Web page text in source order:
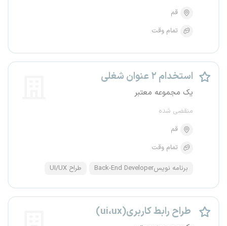
قم
تمام وقت
استخدام ۲ عنوان شغلی
یک مجموعه معتبر
منقضی شده
قم
تمام وقت
برنامه نویسBack-End Developer طراح UI/UX
طراح رابط کاربری(ui،ux)